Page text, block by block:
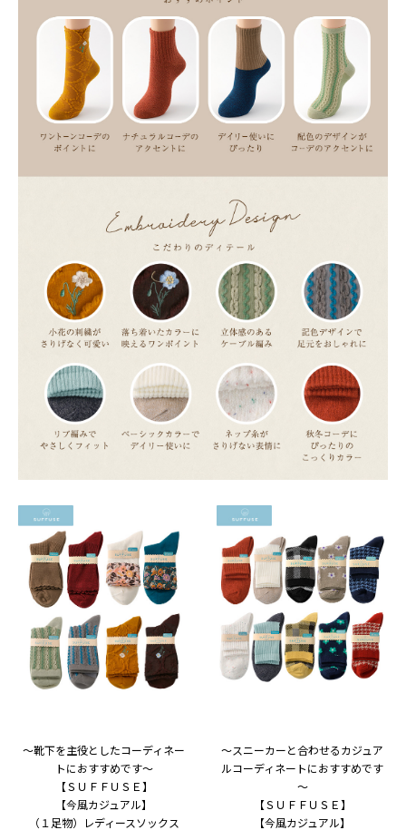
～靴下を主役としたコーディネー
トにおすすめです～
【ＳＵＦＦＵＳＥ】
【今風カジュアル】
（１足物）レディースソックス
～スニーカーと合わせるカジュア
ルコーディネートにおすすめです
～
【ＳＵＦＦＵＳＥ】
【今風カジュアル】